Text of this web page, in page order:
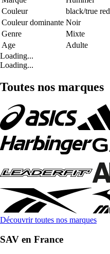
Couleur
black/true red
Couleur dominante Noir
Genre
Mixte
Age
Adulte
Loading...
Loading...
Toutes nos marques
Découvrir toutes nos marques
SAV en France